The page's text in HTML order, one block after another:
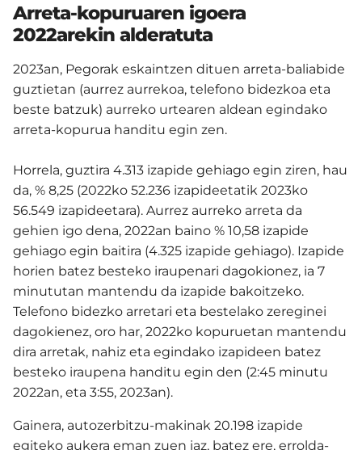
Arreta-kopuruaren igoera
2022arekin alderatuta
2023an, Pegorak eskaintzen dituen arreta-baliabide
guztietan (aurrez aurrekoa, telefono bidezkoa eta
beste batzuk) aurreko urtearen aldean egindako
arreta-kopurua handitu egin zen.
Horrela, guztira 4.313 izapide gehiago egin ziren, hau
da, % 8,25 (2022ko 52.236 izapideetatik 2023ko
56.549 izapideetara). Aurrez aurreko arreta da
gehien igo dena, 2022an baino % 10,58 izapide
gehiago egin baitira (4.325 izapide gehiago). Izapide
horien batez besteko iraupenari dagokionez, ia 7
minututan mantendu da izapide bakoitzeko.
Telefono bidezko arretari eta bestelako zereginei
dagokienez, oro har, 2022ko kopuruetan mantendu
dira arretak, nahiz eta egindako izapideen batez
besteko iraupena handitu egin den (2:45 minutu
2022an, eta 3:55, 2023an).
Gainera, autozerbitzu-makinak 20.198 izapide
egiteko aukera eman zuen iaz, batez ere, errolda-